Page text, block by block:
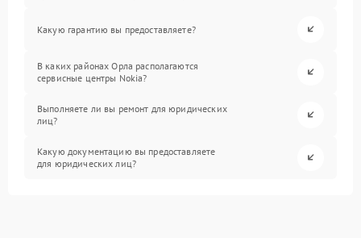
Какую гарантию вы предоставляете?
В каких районах Орла располагаются
сервисные центры Nokia?
Выполняете ли вы ремонт для юридических
лиц?
Какую документацию вы предоставляете
для юридических лиц?